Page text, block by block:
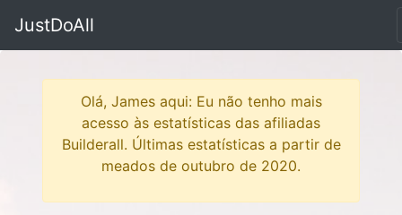
JustDoAll
Olá, James aqui: Eu não tenho mais
acesso às estatísticas das afiliadas
Builderall. Últimas estatísticas a partir de
meados de outubro de 2020.